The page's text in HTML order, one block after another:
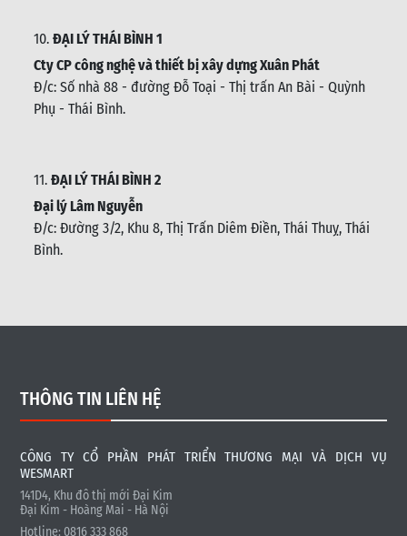
10. ĐẠI LÝ THÁI BÌNH 1
Cty CP công nghệ và thiết bị xây dựng Xuân Phát
Đ/c: Số nhà 88 - đường Đỗ Toại - Thị trấn An Bài - Quỳnh
Phụ - Thái Bình.
11. ĐẠI LÝ THÁI BÌNH 2
Đại lý Lâm Nguyễn
Đ/c: Đường 3/2, Khu 8, Thị Trấn Diêm Điền, Thái Thuỵ, Thái
Bình.
THÔNG TIN LIÊN HỆ
CÔNG TY CỔ PHẦN PHÁT TRIỂN THƯƠNG MẠI VÀ DỊCH VỤ
WESMART
141D4, Khu đô thị mới Đại Kim
Đại Kim - Hoàng Mai - Hà Nội
Hotline: 0816 333 868